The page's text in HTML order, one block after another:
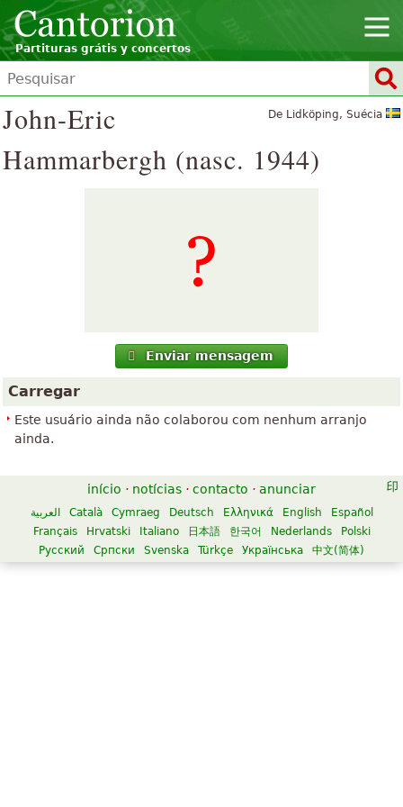
Partituras grátis y concertos
De Lidköping, Suécia
John-Eric
Hammarbergh (nasc. 1944)
Enviar mensagem
Carregar
Este usuário ainda não colaborou com nenhum arranjo
ainda.
início · notícias · contacto · anunciar
العربية Català Cymraeg Deutsch Ελληνικά English
Español
Français
Hrvatski Italiano 日本語 한국어 Nederlands
Polski
Русский
Српски Svenska Türkçe Українська 中文(简体)